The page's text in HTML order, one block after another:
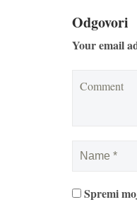
Odgovori
Your email
Spremi